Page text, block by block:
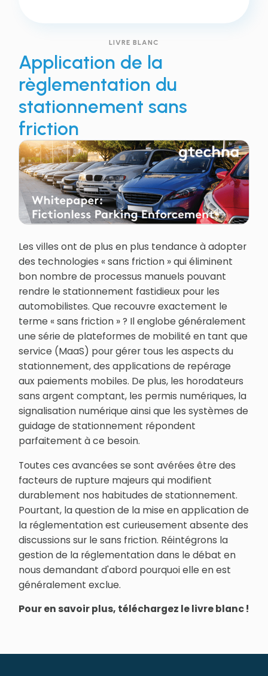
LIVRE BLANC
Application de la
règlementation du
stationnement sans
friction
Les villes ont de plus en plus tendance à adopter
des technologies « sans friction » qui éliminent
bon nombre de processus manuels pouvant
rendre le stationnement fastidieux pour les
automobilistes. Que recouvre exactement le
terme « sans friction » ? Il englobe généralement
une série de plateformes de mobilité en tant que
service (MaaS) pour gérer tous les aspects du
stationnement, des applications de repérage
aux paiements mobiles. De plus, les horodateurs
sans argent comptant, les permis numériques, la
signalisation numérique ainsi que les systèmes de
guidage de stationnement répondent
parfaitement à ce besoin.
Toutes ces avancées se sont avérées être des
facteurs de rupture majeurs qui modifient
durablement nos habitudes de stationnement.
Pourtant, la question de la mise en application de
la réglementation est curieusement absente des
discussions sur le sans friction. Réintégrons la
gestion de la réglementation dans le débat en
nous demandant d'abord pourquoi elle en est
généralement exclue.
Pour en savoir plus, téléchargez le livre blanc !